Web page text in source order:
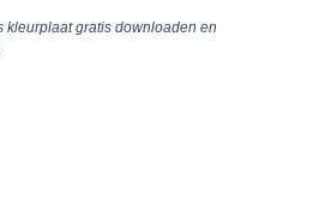
kleurplaat gratis downloaden en